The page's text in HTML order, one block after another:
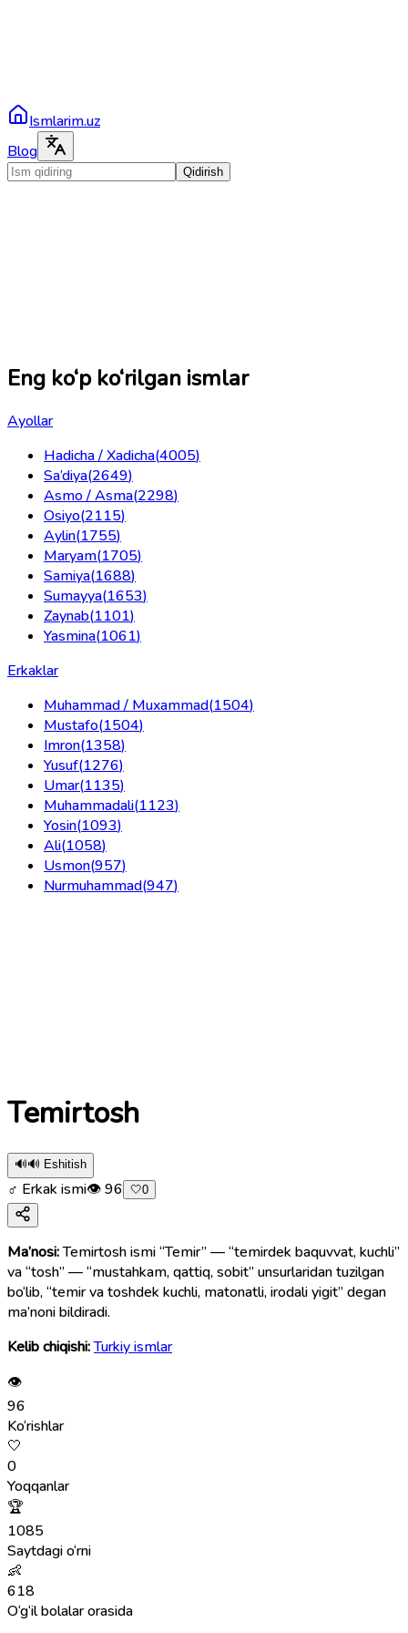
Ismlarim.uz
Blog
Qidirish
Eng ko‘p ko‘rilgan ismlar
Ayollar
Hadicha / Xadicha(4005)
Sa’diya(2649)
Asmo / Asma(2298)
Osiyo(2115)
Aylin(1755)
Maryam(1705)
Samiya(1688)
Sumayya(1653)
Zaynab(1101)
Yasmina(1061)
Erkaklar
Muhammad / Muxammad(1504)
Mustafo(1504)
Imron(1358)
Yusuf(1276)
Umar(1135)
Muhammadali(1123)
Yosin(1093)
Ali(1058)
Usmon(957)
Nurmuhammad(947)
Temirtosh
🔊🔊 Eshitish
♂ Erkak ismi👁96 🤍0
Ma’nosi:Temirtosh ismi “Temir” — “temirdek baquvvat, kuchli”
va “tosh” — “mustahkam, qattiq, sobit” unsurlaridan tuzilgan
bo‘lib, “temir va toshdek kuchli, matonatli, irodali yigit” degan
ma’noni bildiradi.
Kelib chiqishi:Turkiy ismlar
👁
96
Ko‘rishlar
🤍
0
Yoqqanlar
🏆
1085
Saytdagi o‘rni
👶
618
O‘g‘il bolalar orasida